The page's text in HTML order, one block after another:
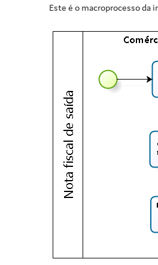
Este é o macroprocesso da